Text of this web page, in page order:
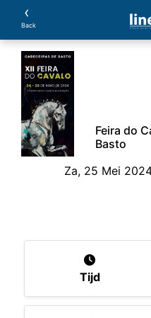
‹
Back
Feira do
Basto
Za, 25 Mei
Tijd